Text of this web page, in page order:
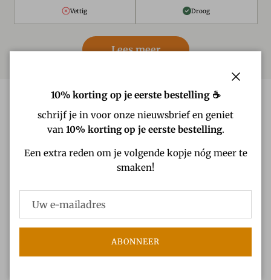
Vettig Droog
Lees meer
10% korting op je eerste bestelling ☕
schrijf je in voor onze nieuwsbrief en geniet
van 10% korting op je eerste bestelling.
Een extra reden om je volgende kopje nóg meer te
smaken!
ABONNEER